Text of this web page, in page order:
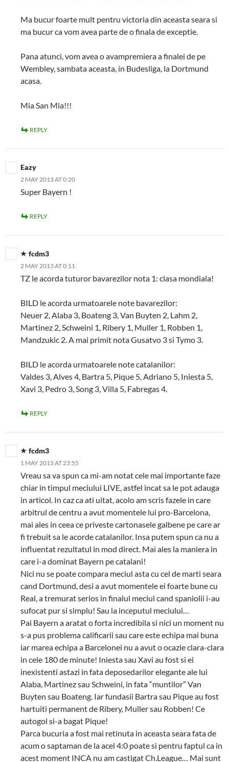
Ma bucur foarte mult pentru victoria din aceasta seara si
ma bucur ca vom avea parte de o finala de exceptie.
Pana atunci, vom avea o avampremiera a finalei de pe
Wembley, sambata aceasta, in Budesliga, la Dortmund
acasa.
Mia San Mia!!!
REPLY
Eazy
2 MAY 2013 AT 0:20
Super Bayern !
REPLY
fcdm3
2 MAY 2013 AT 0:11
TZ le acorda tuturor bavarezilor nota 1: clasa mondiala!
BILD le acorda urmatoarele note bavarezilor:
Neuer 2, Alaba 3, Boateng 3, Van Buyten 2, Lahm 2,
Martinez 2, Schweini 1, Ribery 1, Muller 1, Robben 1,
Mandzukic 2. A mai primit nota Gusatvo 3 si Tymo 3.
BILD le acorda urmatoarele note catalanilor:
Valdes 3, Alves 4, Bartra 5, Pique 5, Adriano 5, Iniesta 5,
Xavi 3, Pedro 3, Song 3, Villa 5, Fabregas 4.
REPLY
fcdm3
1 MAY 2013 AT 23:55
Vreau sa va spun ca mi-am notat cele mai importante faze
chiar in timpul meciului LIVE, astfel incat sa le pot adauga
in articol. In caz ca ati uitat, acolo am scris fazele in care
arbitrul de centru a avut momentele lui pro-Barcelona,
mai ales in ceea ce priveste cartonasele galbene pe care ar
fi trebuit sa le acorde catalanilor. Insa putem spun ca nu a
influentat rezultatul in mod direct. Mai ales la maniera in
care i-a dominat Bayern pe catalani!
Nici nu se poate compara meciul asta cu cel de marti seara
cand Dortmund, desi a avut momentele ei foarte bune cu
Real, a tremurat serios in finalul meciul cand spaniolii i-au
sufocat pur si simplu! Sau la inceputul meciului…
Pai Bayern a aratat o forta incredibila si nici un moment nu
s-a pus problema calificarii sau care este echipa mai buna
iar marea echipa a Barcelonei nu a avut o ocazie clara-clara
in cele 180 de minute! Iniesta sau Xavi au fost si ei
inexistenti astazi in fata deposedarilor elegante ale lui
Alaba, Martinez sau Schweini, in fata “muntilor” Van
Buyten sau Boateng. Iar fundasii Bartra sau Pique au fost
hartuiti permanent de Ribery, Muller sau Robben! Ce
autogol si-a bagat Pique!
Parca bucuria a fost mai retinuta in aceasta seara fata de
acum o saptaman de la acel 4:0 poate si pentru faptul ca in
acest moment INCA nu am castigat Ch.League… Mai sunt